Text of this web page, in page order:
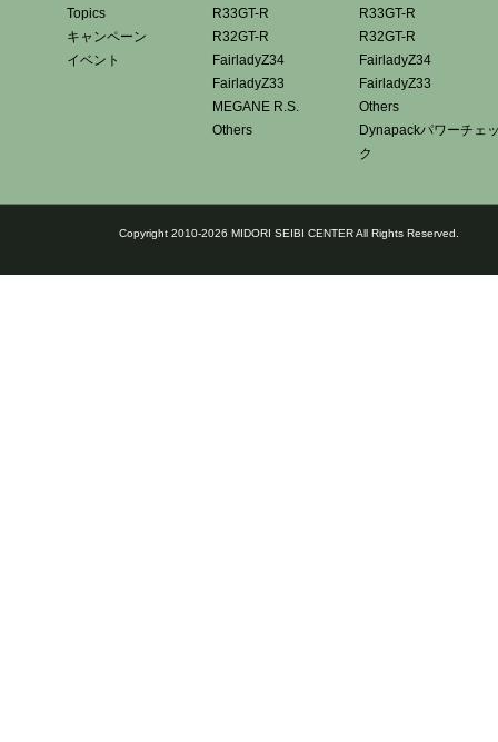
Topics
キャンペーン
イベント
R33GT-R
R32GT-R
FairladyZ34
FairladyZ33
MEGANE R.S.
Others
R33GT-R
R32GT-R
FairladyZ34
FairladyZ33
Others
Dynapackパワーチェ
ク
Copyright 2010-2026 MIDORI SEIBI CENTER All Rights Reserved.